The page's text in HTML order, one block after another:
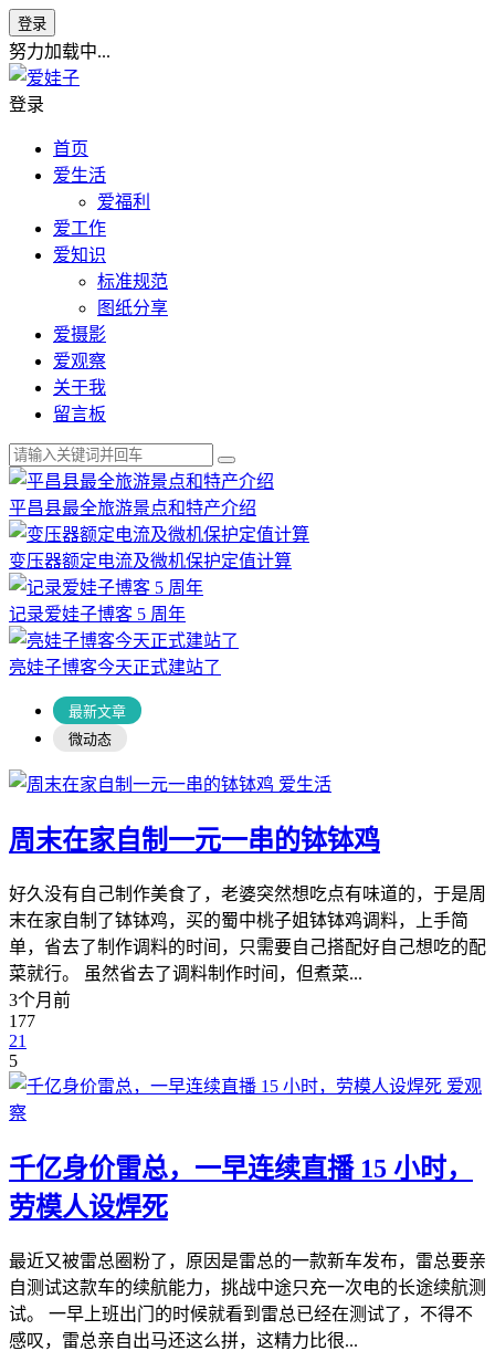
登录
努力加载中...
登录
首页
爱生活
爱福利
爱工作
爱知识
标准规范
图纸分享
爱摄影
爱观察
关于我
留言板
平昌县最全旅游景点和特产介绍
变压器额定电流及微机保护定值计算
记录爱娃子博客 5 周年
亮娃子博客今天正式建站了
最新文章
微动态
爱生活
周末在家自制一元一串的钵钵鸡
好久没有自己制作美食了，老婆突然想吃点有味道的，于是周
末在家自制了钵钵鸡，买的蜀中桃子姐钵钵鸡调料，上手简
单，省去了制作调料的时间，只需要自己搭配好自己想吃的配
菜就行。 虽然省去了调料制作时间，但煮菜...
3个月前
177
21
5
爱观
察
千亿身价雷总，一早连续直播 15 小时，
劳模人设焊死
最近又被雷总圈粉了，原因是雷总的一款新车发布，雷总要亲
自测试这款车的续航能力，挑战中途只充一次电的长途续航测
试。 一早上班出门的时候就看到雷总已经在测试了，不得不
感叹，雷总亲自出马还这么拼，这精力比很...